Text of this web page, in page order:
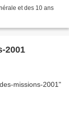
et des 10 ans
2001